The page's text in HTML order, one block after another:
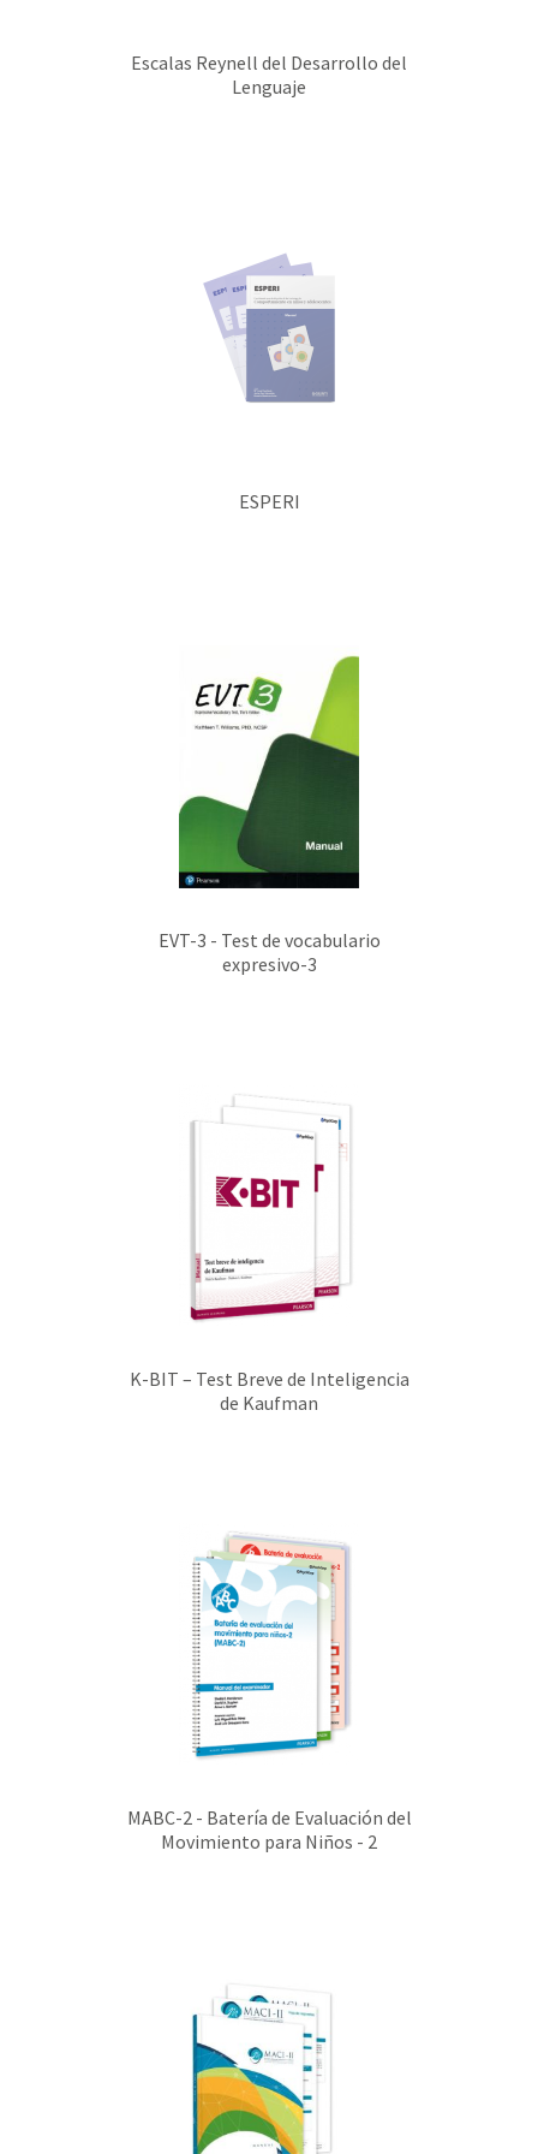
Escalas Reynell del Desarrollo del
Lenguaje
ESPERI
EVT-3 - Test de vocabulario
expresivo-3
K-BIT – Test Breve de Inteligencia
de Kaufman
MABC-2 - Batería de Evaluación del
Movimiento para Niños - 2